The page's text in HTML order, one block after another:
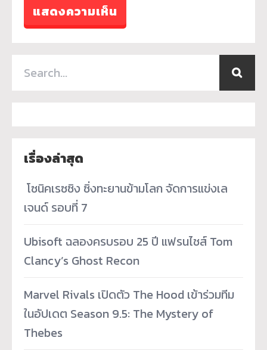
เรื่องล่าสุด
­ โซนิคเรซซิง ซิ่งทะยานข้ามโลก จัดการแข่งเล
เจนด์ รอบที่ 7
Ubisoft ฉลองครบรอบ 25 ปี แฟรนไชส์ Tom
Clancy’s Ghost Recon
Marvel Rivals เปิดตัว The Hood เข้าร่วมทีม
ในอัปเดต Season 9.5: The Mystery of
Thebes